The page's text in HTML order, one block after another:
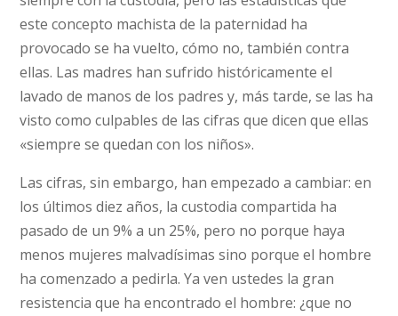
este concepto machista de la paternidad ha
provocado se ha vuelto, cómo no, también contra
ellas. Las madres han sufrido históricamente el
lavado de manos de los padres y, más tarde, se las ha
visto como culpables de las cifras que dicen que ellas
«siempre se quedan con los niños».
Las cifras, sin embargo, han empezado a cambiar: en
los últimos diez años, la custodia compartida ha
pasado de un 9% a un 25%, pero no porque haya
menos mujeres malvadísimas sino porque el hombre
ha comenzado a pedirla. Ya ven ustedes la gran
resistencia que ha encontrado el hombre: ¿que no